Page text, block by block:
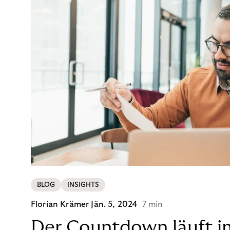
BLOG INSIGHTS
Florian Krämer Jän. 5, 2024 7 min